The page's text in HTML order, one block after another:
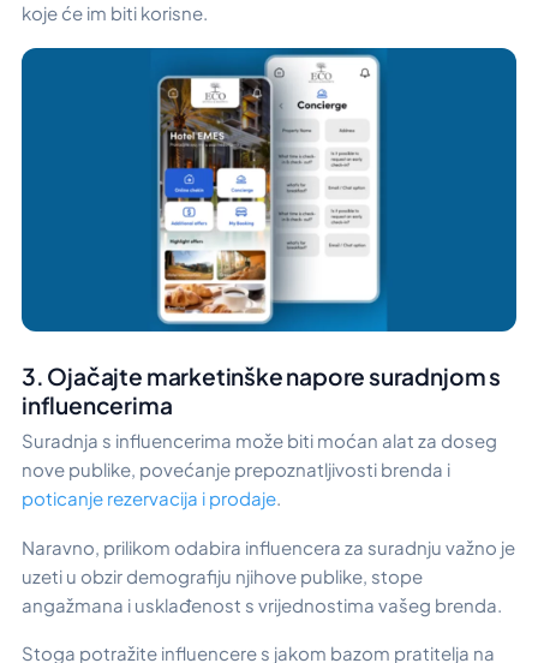
koje će im biti korisne.
3. Ojačajte marketinške napore suradnjom s
influencerima
Suradnja s influencerima može biti moćan alat za doseg
nove publike, povećanje prepoznatljivosti brenda i
poticanje rezervacija i prodaje.
Naravno, prilikom odabira influencera za suradnju važno je
uzeti u obzir demografiju njihove publike, stope
angažmana i usklađenost s vrijednostima vašeg brenda.
Stoga potražite influencere s jakom bazom pratitelja na